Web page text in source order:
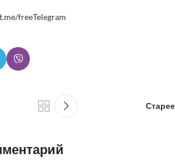
freeTelegram
Старее